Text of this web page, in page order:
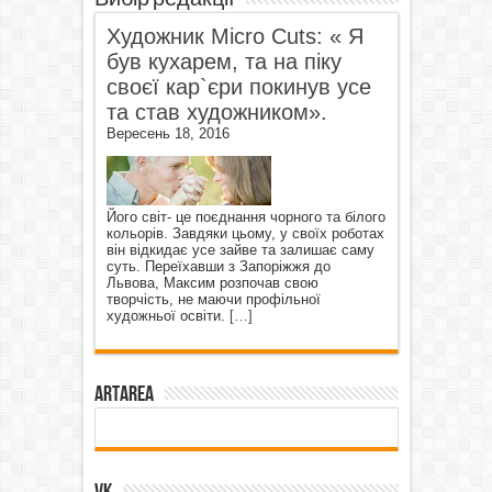
Художник Micro Cuts: « Я
був кухарем, та на піку
своєї кар`єри покинув усе
та став художником».
Вересень 18, 2016
Його світ- це поєднання чорного та білого
кольорів. Завдяки цьому, у своїх роботах
він відкидає усе зайве та залишає саму
суть. Переїхавши з Запоріжжя до
Львова, Максим розпочав свою
творчість, не маючи профільної
художньої освіти.
[…]
ArtArea